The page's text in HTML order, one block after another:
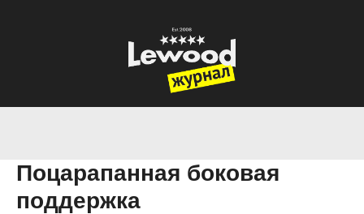
Поцарапанная боковая
поддержка